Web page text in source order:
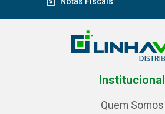
Institucional
Quem Somos